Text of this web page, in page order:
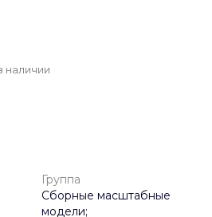
наличии
Группа
Сборные масштабные
модели;